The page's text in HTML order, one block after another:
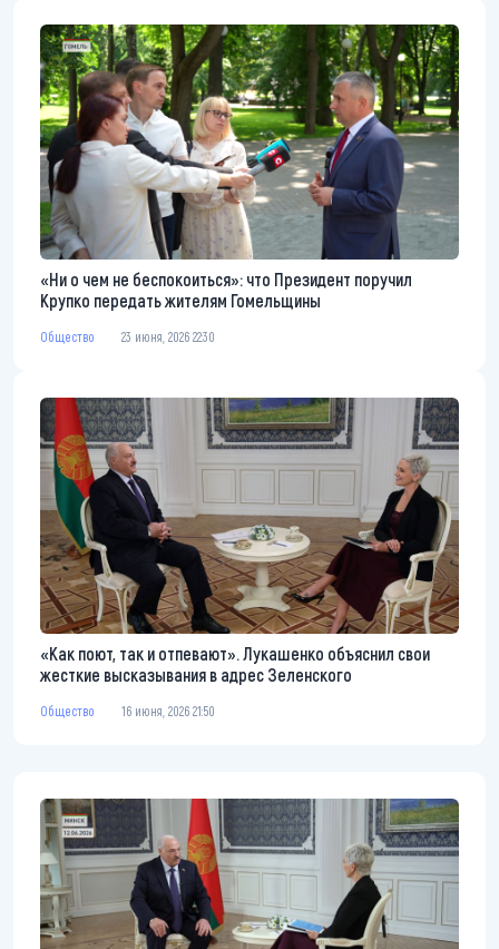
«Ни о чем не беспокоиться»: что Президент поручил
Крупко передать жителям Гомельщины
Общество 23 июня, 2026 22:30
«Как поют, так и отпевают». Лукашенко объяснил свои
жесткие высказывания в адрес Зеленского
Общество 16 июня, 2026 21:50